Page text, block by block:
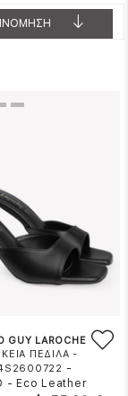
GUY LAROCHE
ΠΕΔΙΛΑ -
-
- Eco Leather